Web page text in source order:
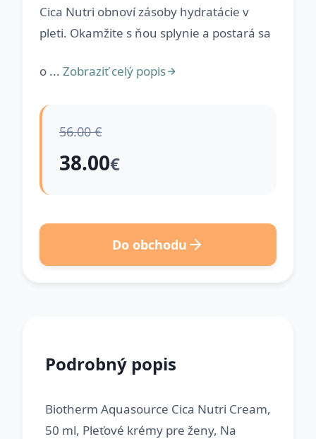
Cica Nutri obnoví zásoby hydratácie v
pleti. Okamžite s ňou splynie a postará sa
o ... Zobraziť celý popis
56.00 €
38.00€
Do obchodu
Podrobný popis
Biotherm Aquasource Cica Nutri Cream,
50 ml, Pleťové krémy pre ženy, Na